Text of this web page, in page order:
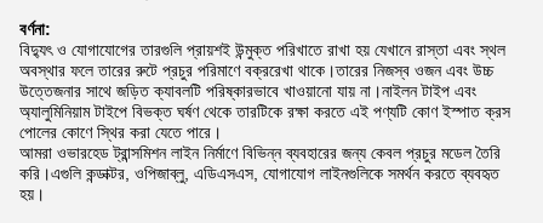
বর্ণনা:
বিদ্যুৎ ও যোগাযোগের তারগুলি প্রায়শই উন্মুক্ত পরিখাতে রাখা হয় যেখানে রাস্তা এবং স্থল
অবস্থার ফলে তারের রুটে প্রচুর পরিমাণে বক্ররেখা থাকে।তারের নিজস্ব ওজন এবং উচ্চ
উত্তেজনার সাথে জড়িত ক্যাবলটি পরিষ্কারভাবে খাওয়ানো যায় না।নাইলন টাইপ এবং
অ্যালুমিনিয়াম টাইপে বিভক্ত ঘর্ষণ থেকে তারটিকে রক্ষা করতে এই পণ্যটি কোণ ইস্পাত ক্রস
পোলের কোণে স্থির করা যেতে পারে।
আমরা ওভারহেড ট্রান্সমিশন লাইন নির্মাণে বিভিন্ন ব্যবহারের জন্য কেবল প্রচুর মডেল তৈরি
করি।এগুলি কন্ডাক্টর, ওপিজাব্লু, এডিএসএস, যোগাযোগ লাইনগুলিকে সমর্থন করতে ব্যবহৃত
হয়।